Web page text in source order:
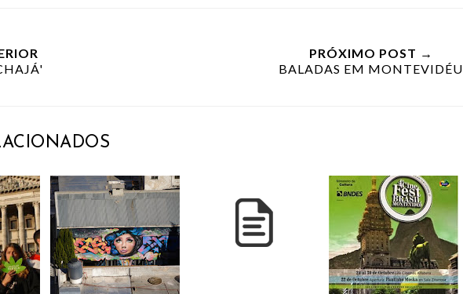
PRÓXIMO POST →
BALADAS EM MONTEVIDÉU